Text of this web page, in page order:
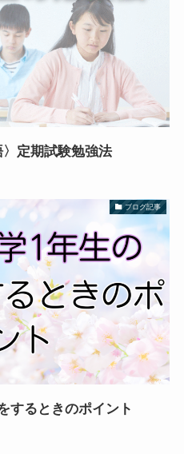
定期試験勉強法
ブログ記事
するときのポイント